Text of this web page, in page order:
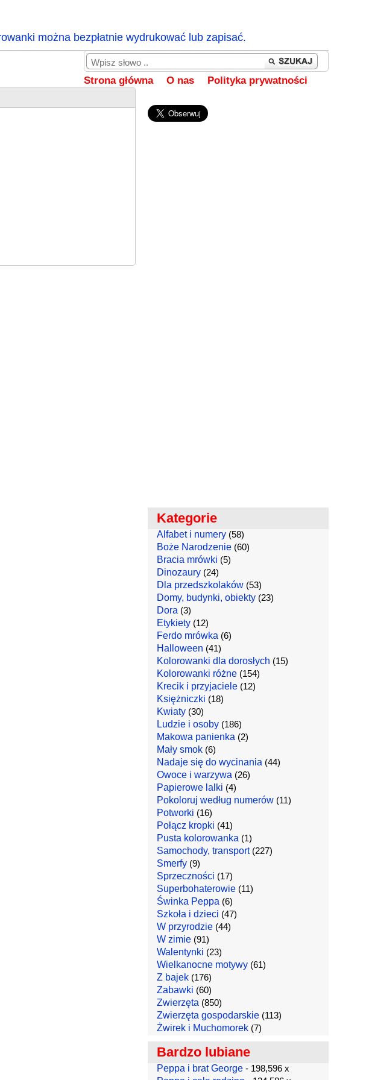
można bezpłatnie wydrukować lub zapisać.
Strona główna O nas Polityka prywatności
Kategorie
Alfabet i numery(58)
Boże Narodzenie(60)
Bracia mrówki (5)
Dinozaury(24)
Dla przedszkolaków(53)
Domy, budynki, obiekty(23)
Dora (3)
Etykiety(12)
Ferdo mrówka (6)
Halloween (41)
Kolorowanki dla dorosłych (15)
Kolorowanki różne(154)
Krecik i przyjaciele(12)
Księżniczki (18)
Kwiaty(30)
Ludzie i osoby(186)
Makowa panienka (2)
Mały smok(6)
Nadaje się do wycinania (44)
Owoce i warzywa (26)
Papierowe lalki (4)
Pokoloruj według numerów(11)
Potworki (16)
Połącz kropki (41)
Pusta kolorowanka (1)
Samochody, transport(227)
Smerfy(9)
Sprzeczności (17)
Superbohaterowie(11)
Świnka Peppa (6)
Szkoła i dzieci (47)
W przyrodzie(44)
W zimie(91)
Walentynki (23)
Wielkanocne motywy(61)
Z bajek(176)
Zabawki (60)
Zwierzęta (850)
Zwierzęta gospodarskie(113)
Żwirek i Muchomorek(7)
Bardzo lubiane
Peppa i brat George- 198,596 x